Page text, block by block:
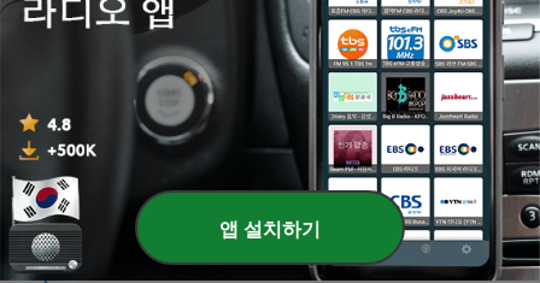
해외 정부 팟캐스트
앱 설치하기